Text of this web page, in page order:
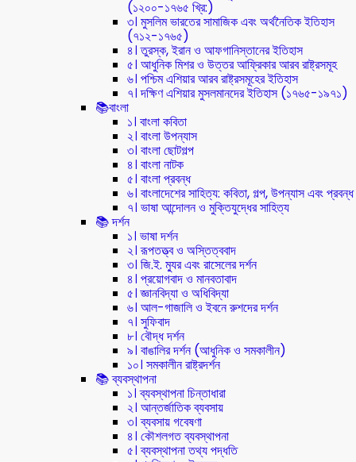
(১২০০-১৭৬৫ খ্রি:)
৩। মুসলিম ভারতের সামাজিক এবং অর্থনৈতিক ইতিহাস
(৭১২-১৭৬৫)
৪। তুরস্ক, ইরান ও আফগানিস্তানের ইতিহাস
৫। আধুনিক মিশর ও উত্তর আফ্রিকার আরব রাষ্ট্রসমূহ
৬। পশ্চিম এশিয়ার আরব রাষ্ট্রসমূহের ইতিহাস
৭। দক্ষিণ এশিয়ার মুসলমানদের ইতিহাস (১৭৬৫-১৯৭১)
📚বাংলা
১। বাংলা কবিতা
২। বাংলা উপন্যাস
৩। বাংলা ছোটগল্প
৪। বাংলা নাটক
৫। বাংলা প্রবন্ধ
৬। বাংলাদেশের সাহিত্য: কবিতা, গল্প, উপন্যাস এবং প্রবন্ধ
৭। ভাষা আন্দোলন ও মুক্তিযুদ্ধের সাহিত্য
📚 দর্শন
১। ভাষা দর্শন
২। রূপতত্ত্ব ও অস্তিত্ববাদ
৩। জি.ই. ম্যুর এবং রাসেলের দর্শন
৪। প্রয়োগবাদ ও মানবতাবাদ
৫। জ্ঞানবিদ্যা ও অধিবিদ্যা
৬। আল-গাজালি ও ইবনে রুশদের দর্শন
৭। সুফিবাদ
৮। বৌদ্ধ দর্শন
৯। বাঙালির দর্শন (আধুনিক ও সমকালীন)
১০। সমকালীন রাষ্ট্রদর্শন
📚 ব্যবস্থাপনা
১। ব্যবস্থাপনা চিন্তাধারা
২। আন্তর্জাতিক ব্যবসায়
৩। ব্যবসায় গবেষণা
৪। কৌশলগত ব্যবস্থাপনা
৫। ব্যবস্থাপনা তথ্য পদ্ধতি